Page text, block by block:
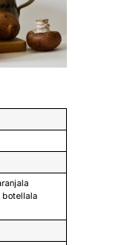
botellala